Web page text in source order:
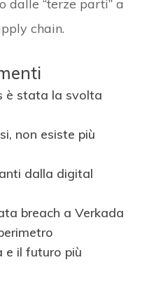
dalle “terze parti” a
chain.
è stata la svolta
non esiste più
dalla digital
breach a Verkada
e il futuro più